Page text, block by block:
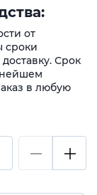
от
сроки
Срок
в любую